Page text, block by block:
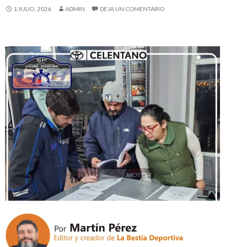
1 JULIO, 2026 ADMIN DEJA UN COMENTARIO